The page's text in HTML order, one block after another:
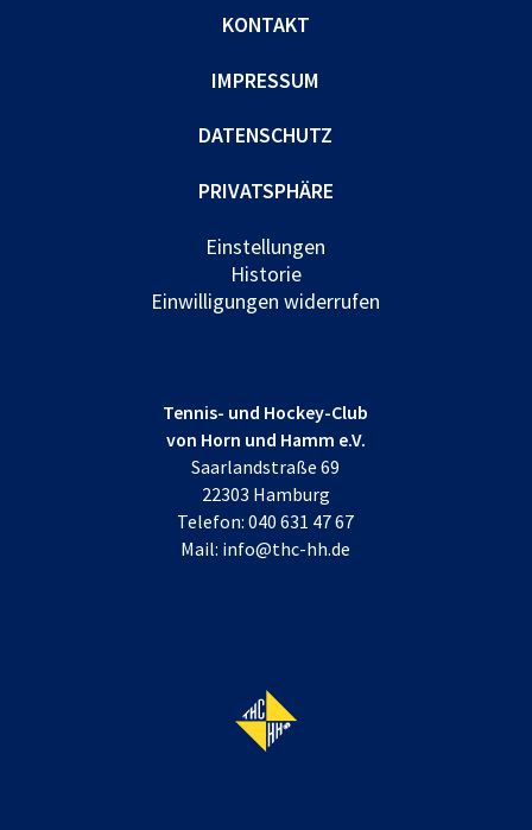
KONTAKT
IMPRESSUM
DATENSCHUTZ
PRIVATSPHÄRE
Einstellungen
Historie
Einwilligungen widerrufen
Tennis- und Hockey-Club
von Horn und Hamm e.V.
Saarlandstraße 69
22303 Hamburg
Telefon:040 631 47 67
Mail: info@thc-hh.de